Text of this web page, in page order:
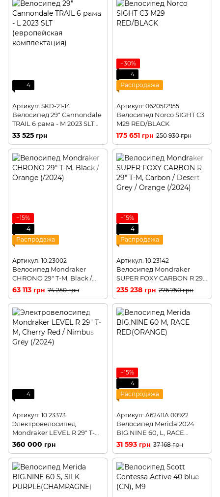
4
Артикул: SKD-21-14
Велосипед 29" Cannondale
TRAIL 6 рама - M 2023 SLT
(европейская
комплектация)
33 525 грн
−30%
4
Распродажа
Артикул: 0620512955
Велосипед Norco SIGHT C3
M29 RED/BLACK
175 651 грн 250 930 грн
−15%
4
Распродажа
Артикул: 10.23002
Велосипед Mondraker
CHRONO 29" T-M, Black /
Orange (/2024)
63 113 грн 74 250 грн
−15%
4
Распродажа
Артикул: 10.23142
Велосипед Mondraker
SUPER FOXY CARBON R 29"
T-M, Carbon / Desert Grey /
Orange (/2024)
235 238 грн 276 750 грн
4
Артикул: 10.23373
Электровелосипед
Mondraker LEVEL R 29" T-M,
Cherry Red / Nimbus Grey
360 000 грн
−15%
4
Распродажа
Артикул: A62411A 00922
Велосипед Merida 2024
BIG.NINE 60, L, RACE
RED(ORANGE)
31 593 грн 37 168 грн